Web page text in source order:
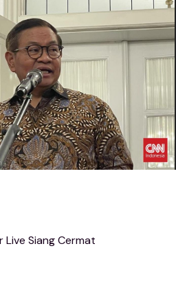
Live Siang Cermat